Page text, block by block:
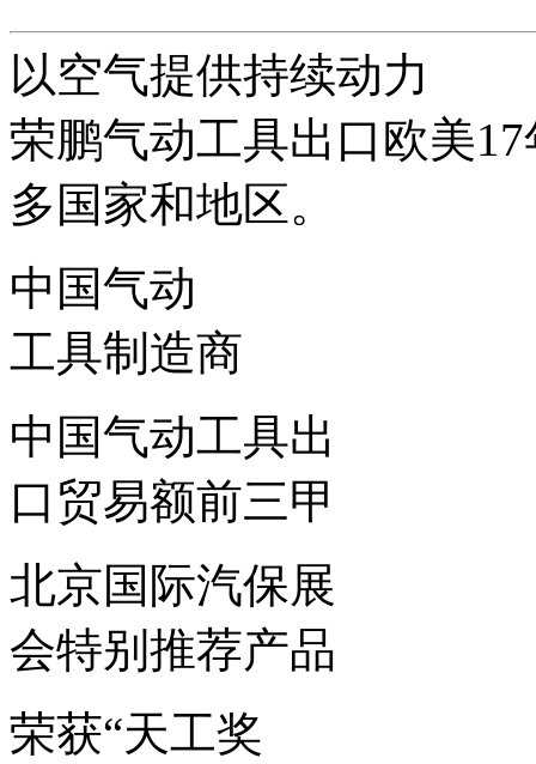
以空气提供持续动力
荣鹏气动工具出口欧美
多国家和地区。
中国气动
工具制造商
中国气动工具出
口贸易额前三甲
北京国际汽保展
会特别推荐产品
荣获“天工奖